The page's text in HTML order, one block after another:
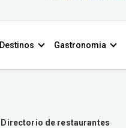
Destinos Gastronomia
Directorio de restaurantes